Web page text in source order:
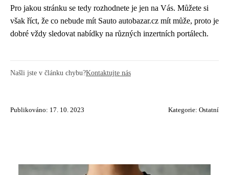
Pro jakou stránku se tedy rozhodnete je jen na Vás. Můžete si
však říct, že co nebude mít Sauto autobazar.cz mít může, proto je
dobré vždy sledovat nabídky na různých inzertních portálech.
Našli jste v článku chybu?Kontaktujte nás
Publikováno: 17. 10. 2023 Kategorie: Ostatní